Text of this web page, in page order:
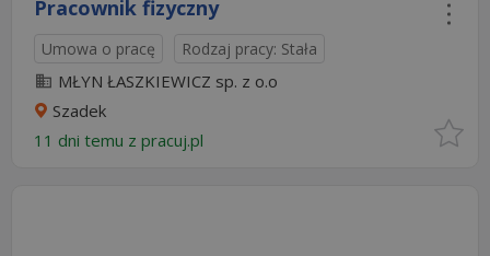
Pracownik fizyczny
Umowa o pracę Rodzaj pracy: Stała
MŁYN ŁASZKIEWICZ sp. z o.o
Szadek
11 dni temu z pracuj.pl